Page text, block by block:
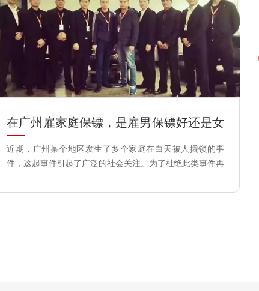
​在广州雇家庭保镖，是雇男保镖好还是女
保镖好？
近期，广州某个地区发生了多个家庭在白天被人撬锁的事
件，这起事件引起了广泛的社会关注。为了杜绝此类事件再
镖的事宜，想雇佣一名保镖来看自己的房子，以免家门再一